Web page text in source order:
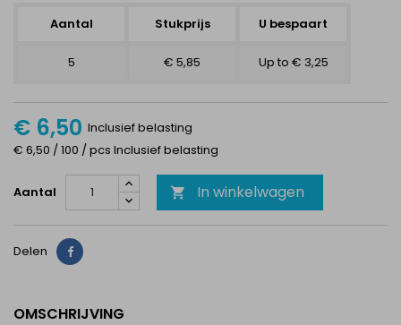
Aantal Stukprijs U bespaart
5 € 5,85 Up to € 3,25
€ 6,50 Inclusief belasting
€ 6,50 / 100 / pcs Inclusief belasting
Aantal  In winkelwagen
Delen Delen
OMSCHRIJVING